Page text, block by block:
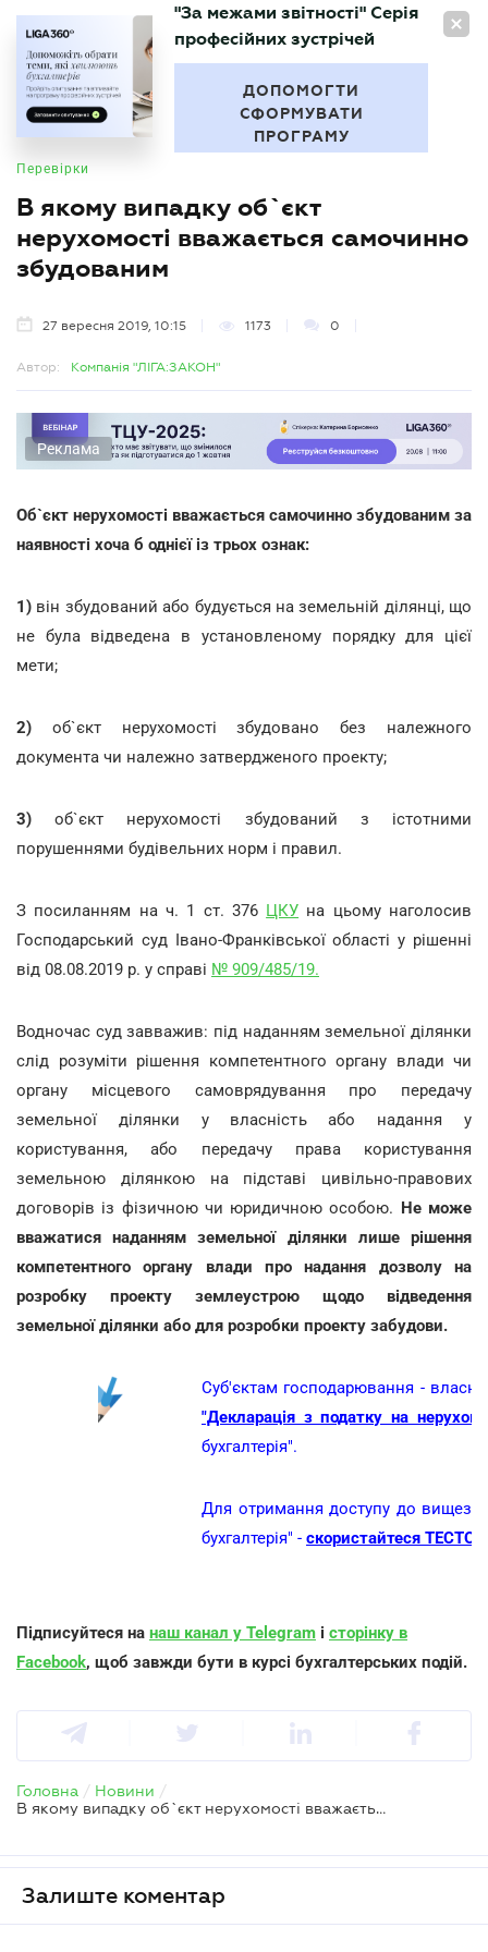
UA
БУХГАЛТЕР
"За межами звітності" Серія
професійних зустрічей
ДОПОМОГТИ
СФОРМУВАТИ
ПРОГРАМУ
Перевірки
В якому випадку об`єкт
нерухомості вважається самочинно
збудованим
27 вересня 2019, 10:15 1173 0
Автор: Компанія "ЛІГА:ЗАКОН"
Реклама
Об`єкт нерухомості вважається самочинно збудованим за
наявності хоча б однієї із трьох ознак:
1) він збудований або будується на земельній ділянці, що
не була відведена в установленому порядку для цієї
мети;
2) об`єкт нерухомості збудовано без належного
документа чи належно затвердженого проекту;
3) об`єкт нерухомості збудований з істотними
порушеннями будівельних норм і правил.
З посиланням на ч. 1 ст. 376 ЦКУ на цьому наголосив
Господарський суд Івано-Франківської області у рішенні
від 08.08.2019 р. у справі № 909/485/19.
Водночас суд завважив: під наданням земельної ділянки
слід розуміти рішення компетентного органу влади чи
органу місцевого самоврядування про передачу
земельної ділянки у власність або надання у
користування, або передачу права користування
земельною ділянкою на підставі цивільно-правових
договорів із фізичною чи юридичною особою. Не може
вважатися наданням земельної ділянки лише рішення
компетентного органу влади про надання дозволу на
розробку проекту землеустрою щодо відведення
земельної ділянки або для розробки проекту забудови.
Суб'єктам господарювання -
"Декларація з податку на
бухгалтерія".
Для отримання доступу до
бухгалтерія" - скористайтеся
Підписуйтеся на наш канал у Telegram і сторінку в
Facebook, щоб завжди бути в курсі бухгалтерських подій.
Головна / Новини /
В якому випадку об`єкт нерухомості вважається самочинно збудованим
Залиште коментар